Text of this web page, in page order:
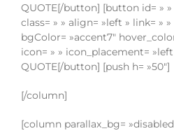
QUOTE[/button] [button id= »
class= » » align= »left » link= »
bgColor= »accent7″
icon= » » icon_placement=
QUOTE[/button] [push h= »50″]
[/column]
[column parallax_bg=